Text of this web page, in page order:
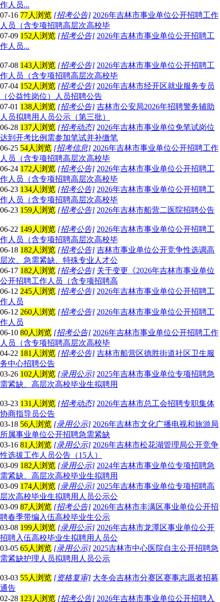
作人员...
07-16 77人浏览 [招考公告] 2026年吉林市事业单位公开招聘工作
人员（含专项招聘高层次高校毕
07-09 152人浏览 [招考公告] 2026年吉林市事业单位公开招聘工
作人员...
07-08 143人浏览 [招考公告] 2026年吉林市事业单位公开招聘工
作人员（含专项招聘高层次高校毕
07-04 152人浏览 [招考公告] 2026年吉林市经开区就业服务专员
（公益性岗位）人员招聘公告
07-01 138人浏览 [招考公告] 吉林市公安局2026年招聘警务辅助
人员拟聘用人员公示（第三批）
06-28 137人浏览 [招考动态] 2026年吉林市事业单位免笔试岗位
达到开考比例需参加笔试并补缴笔
06-25 54人浏览 [招考信息] 2026年吉林市事业单位公开招聘工作
人员（含专项招聘高层次高校毕
06-24 172人浏览 [招考公告] 2026年吉林市事业单位公开招聘工
作人员（含专项招聘高层次高校毕
06-23 134人浏览 [招考公告] 2026年吉林市事业单位公开招聘工
作人员（含专项招聘高层次高校毕
06-23 159人浏览 [招考公告] 2026年吉林市船营二医院招聘公告
06-22 149人浏览 [招考公告] 2026年吉林市事业单位公开招聘工
作人员（含专项招聘高层次高校毕
06-18 182人浏览 [招考公告] 吉林市事业单位公开竞争性选调高
层次、急需紧缺、特殊专业人才公
06-17 182人浏览 [招考公告] 关于变更《2026年吉林市事业单位
公开招聘工作人员（含专项招聘高
06-12 245人浏览 [招考公告] 2026年吉林市事业单位公开招聘工
作人员
06-12 260人浏览 [招考公告] 2026年吉林市事业单位公开招聘工
作人员
06-10 80人浏览 [招考公告] 2026年吉林市事业单位公开招聘工作
人员（含专项招聘高层次高校毕
04-22 181人浏览 [招考公告] 吉林市船营区德胜街道社区卫生服
务中心招聘公告
03-26 102人浏览 [录用公示] 2025年吉林市事业单位专项招聘急
需紧缺、高层次高校毕业生拟聘用
03-23 131人浏览 [招考动态] 2026年吉林市总工会招聘专职集体
协商指导员公告
03-18 56人浏览 [录用公示] 2026年吉林市文化广播电视和旅游局
所属事业单位公开招聘急需紧缺
03-16 81人浏览 [录用公示] 2026年吉林市松花湖管理局公开竞争
性选拔工作人员公告（15人）
03-09 182人浏览 [录用公示] 2024年吉林市事业单位专项招聘急
需紧缺、高层次高校毕业生拟聘用
03-09 174人浏览 [录用公示] 2025年吉林市事业单位专项招聘高
层次高校毕业生拟聘用人员公示公
03-09 87人浏览 [招考公告] 2026年吉林市丰满区事业单位公开招
聘春季带编入伍高校毕业生公示
03-08 199人浏览 [录用公示] 2026年吉林市龙潭区事业单位公开
招聘入伍高校毕业生拟聘用人员公
03-05 65人浏览 [录用公示] 2025吉林市中心医院自主公开招聘急
需紧缺护理人员拟聘用人员公示
03-03 55人浏览 [资格复审] 大冬会吉林市分赛区赛事志愿者招募
通告
02-28 123人浏览 [招考公告] 2026年吉林市事业单位公开招聘入